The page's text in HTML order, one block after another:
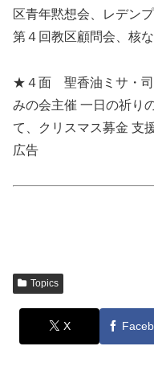
区青年黙想会、レデン
第４回教区顧問会、核
★４面 聖香油ミサ・司
みの会主催 一日の祈り
て、クリスマス募金 支
広告
Topics
X